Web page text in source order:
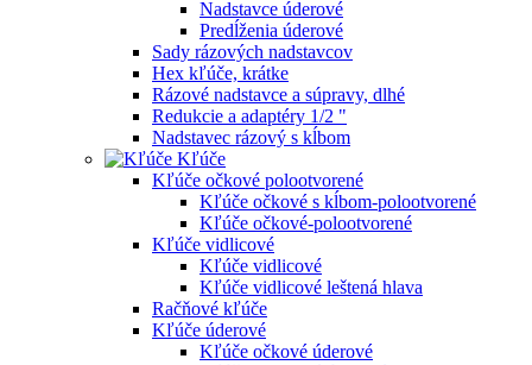
Nadstavce úderové
Predĺženia úderové
Sady rázových nadstavcov
Hex kľúče, krátke
Rázové nadstavce a súpravy, dlhé
Redukcie a adaptéry 1/2 "
Nadstavec rázový s kĺbom
Kľúče
Kľúče očkové polootvorené
Kľúče očkové s kĺbom-polootvorené
Kľúče očkové-polootvorené
Kľúče vidlicové
Kľúče vidlicové
Kľúče vidlicové leštená hlava
Račňové kľúče
Kľúče úderové
Kľúče očkové úderové